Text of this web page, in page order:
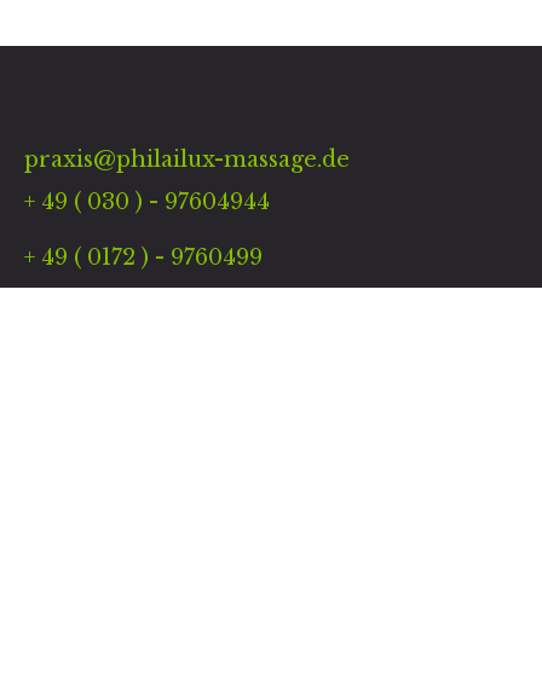
praxis@philailux-massage.de
+ 49 ( 030 ) - 97604944
+ 49 ( 0172 ) - 9760499